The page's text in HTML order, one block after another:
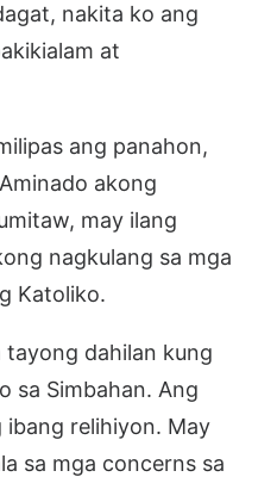
nakita ko ang
at
ang panahon,
akong
may ilang
nagkulang sa mga
Katoliko.
dahilan kung
sa Simbahan. Ang
ibang relihiyon. May
sa mga concerns sa